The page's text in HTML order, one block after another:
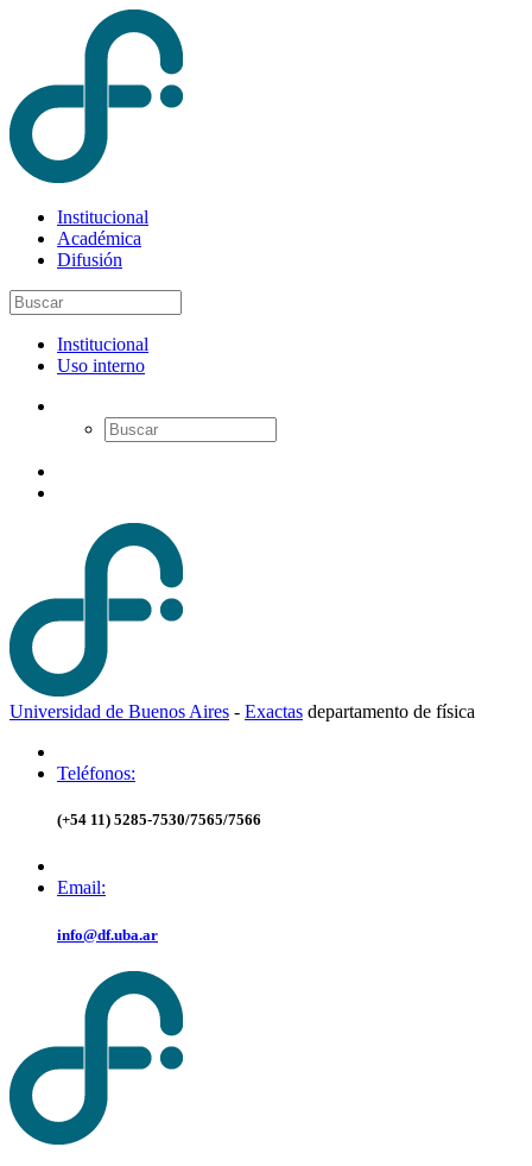
Institucional
Académica
Difusión
Institucional
Uso interno
Universidad de Buenos Aires - Exactas departamento de física
Teléfonos:
(+54 11) 5285-7530/7565/7566
Email:
info@df.uba.ar